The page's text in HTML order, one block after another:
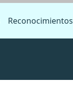
Reconocimientos